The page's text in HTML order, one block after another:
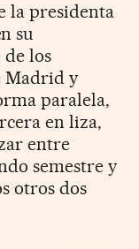
la presidenta
su
de los
Madrid y
paralela,
en liza,
entre
semestre y
otros dos